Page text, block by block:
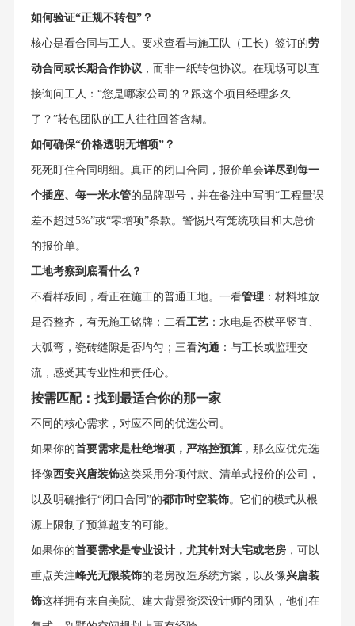
如何验证“正规不转包”？
核心是看合同与工人。要求查看与施工队（工长）签订的劳
动合同或长期合作协议 ，而非一纸转包协议。在现场可以直
接询问工人：“您是哪家公司的？跟这个项目经理多久
了？”转包团队的工人往往回答含糊。
如何确保“价格透明无增项”？
死死盯住合同明细。真正的闭口合同，报价单会详尽到每一
个插座、每一米水管的品牌型号，并在备注中写明“工程量误
差不超过5%”或“零增项”条款。警惕只有笼统项目和大总价
的报价单。
工地考察到底看什么？
不看样板间，看正在施工的普通工地。一看管理：材料堆放
是否整齐，有无施工铭牌；二看工艺：水电是否横平竖直、
大弧弯，瓷砖缝隙是否均匀；三看沟通：与工长或监理交
流，感受其专业性和责任心。
按需匹配：找到最适合你的那一家
不同的核心需求，对应不同的优选公司。
如果你的首要需求是杜绝增项，严格控预算，那么应优先选
择像西安兴唐装饰这类采用分项付款、清单式报价的公司，
以及明确推行“闭口合同”的都市时空装饰。它们的模式从根
源上限制了预算超支的可能。
如果你的首要需求是专业设计，尤其针对大宅或老房，可以
重点关注峰光无限装饰的老房改造系统方案，以及像兴唐装
饰这样拥有来自美院、建大背景资深设计师的团队，他们在